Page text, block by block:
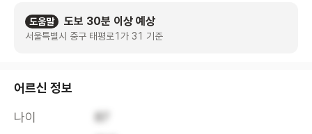
도움말 도보 30분 이상 예상
서울특별시 중구 태평로1가 31 기준
어르신 정보
나이
87